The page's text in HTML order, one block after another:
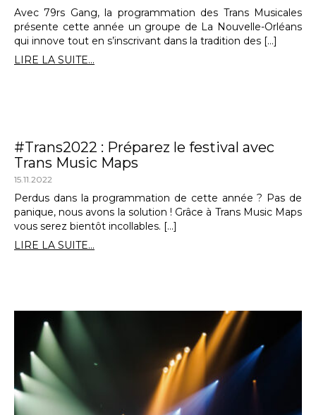
Avec 79rs Gang, la programmation des Trans Musicales
présente cette année un groupe de La Nouvelle-Orléans
qui innove tout en s’inscrivant dans la tradition des […]
LIRE LA SUITE...
#Trans2022 : Préparez le festival avec
Trans Music Maps
15.11.2022
Perdus dans la programmation de cette année ? Pas de
panique, nous avons la solution ! Grâce à Trans Music Maps
vous serez bientôt incollables. […]
LIRE LA SUITE...